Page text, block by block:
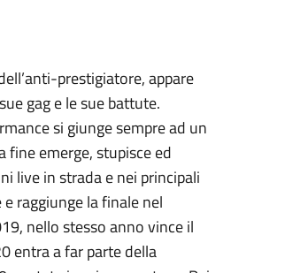
prestigiatore, appare
gag e le sue battute.
si giunge sempre ad un
fine emerge, stupisce ed
live in strada e nei principali
raggiunge la finale nel
nello stesso anno vince il
entra a far parte della